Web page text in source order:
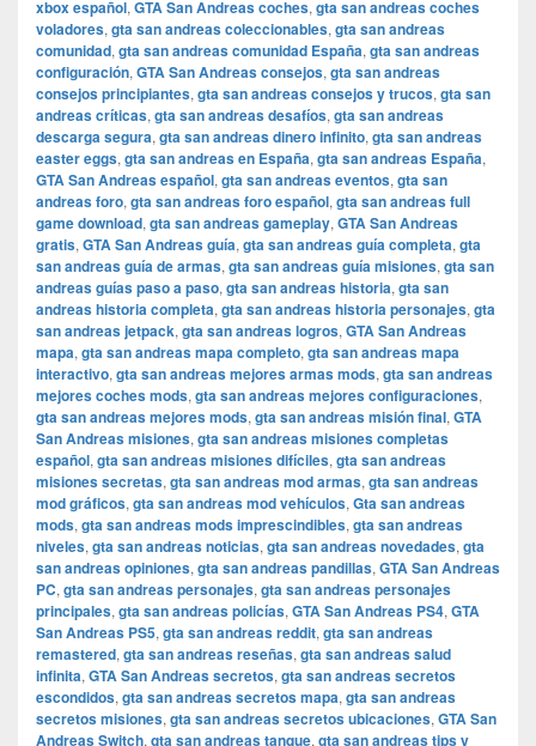
xbox español, GTA San Andreas coches, gta san andreas coches
voladores, gta san andreas coleccionables, gta san andreas
comunidad, gta san andreas comunidad España, gta san andreas
configuración, GTA San Andreas consejos, gta san andreas
consejos principiantes, gta san andreas consejos y trucos, gta san
andreas críticas, gta san andreas desafíos, gta san andreas
descarga segura, gta san andreas dinero infinito, gta san andreas
easter eggs, gta san andreas en España, gta san andreas España,
GTA San Andreas español, gta san andreas eventos, gta san
andreas foro, gta san andreas foro español, gta san andreas full
game download, gta san andreas gameplay, GTA San Andreas
gratis, GTA San Andreas guía, gta san andreas guía completa, gta
san andreas guía de armas, gta san andreas guía misiones, gta san
andreas guías paso a paso, gta san andreas historia, gta san
andreas historia completa, gta san andreas historia personajes, gta
san andreas jetpack, gta san andreas logros, GTA San Andreas
mapa, gta san andreas mapa completo, gta san andreas mapa
interactivo, gta san andreas mejores armas mods, gta san andreas
mejores coches mods, gta san andreas mejores configuraciones,
gta san andreas mejores mods, gta san andreas misión final, GTA
San Andreas misiones, gta san andreas misiones completas
español, gta san andreas misiones difíciles, gta san andreas
misiones secretas, gta san andreas mod armas, gta san andreas
mod gráficos, gta san andreas mod vehículos, Gta san andreas
mods, gta san andreas mods imprescindibles, gta san andreas
niveles, gta san andreas noticias, gta san andreas novedades, gta
san andreas opiniones, gta san andreas pandillas, GTA San Andreas
PC, gta san andreas personajes, gta san andreas personajes
principales, gta san andreas policías, GTA San Andreas PS4, GTA
San Andreas PS5, gta san andreas reddit, gta san andreas
remastered, gta san andreas reseñas, gta san andreas salud
infinita, GTA San Andreas secretos, gta san andreas secretos
escondidos, gta san andreas secretos mapa, gta san andreas
secretos misiones, gta san andreas secretos ubicaciones, GTA San
Andreas Switch, gta san andreas tanque, gta san andreas tips y